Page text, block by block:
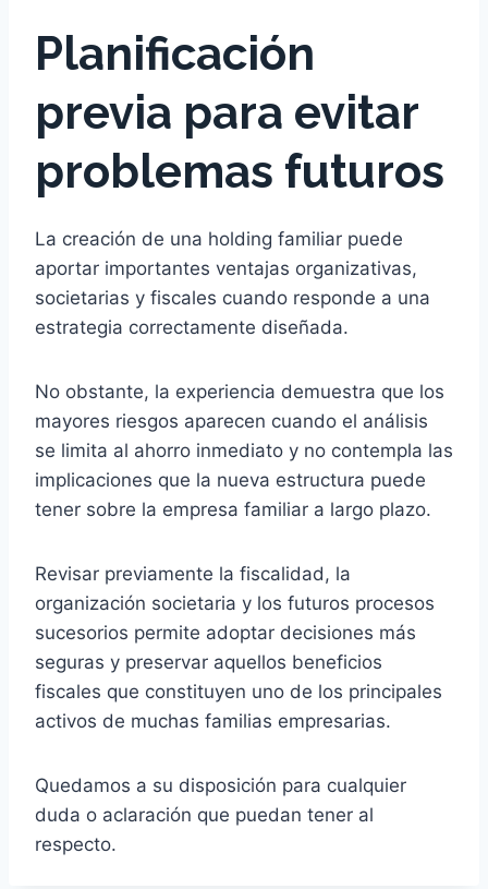
Planificación
previa para evitar
problemas futuros
La creación de una holding familiar puede
aportar importantes ventajas organizativas,
societarias y fiscales cuando responde a una
estrategia correctamente diseñada.
No obstante, la experiencia demuestra que los
mayores riesgos aparecen cuando el análisis
se limita al ahorro inmediato y no contempla las
implicaciones que la nueva estructura puede
tener sobre la empresa familiar a largo plazo.
Revisar previamente la fiscalidad, la
organización societaria y los futuros procesos
sucesorios permite adoptar decisiones más
seguras y preservar aquellos beneficios
fiscales que constituyen uno de los principales
activos de muchas familias empresarias.
Quedamos a su disposición para cualquier
duda o aclaración que puedan tener al
respecto.